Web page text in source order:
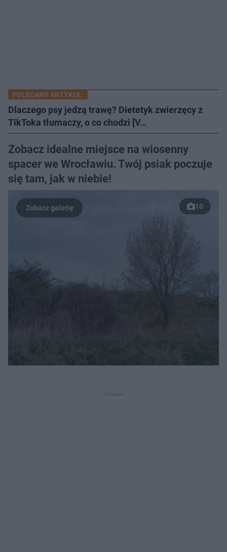
POLECANY ARTYKUŁ:
Dlaczego psy jedzą trawę? Dietetyk zwierzęcy z
TikToka tłumaczy, o co chodzi [V…
Zobacz idealne miejsce na wiosenny
spacer we Wrocławiu. Twój psiak poczuje
się tam, jak w niebie!
10